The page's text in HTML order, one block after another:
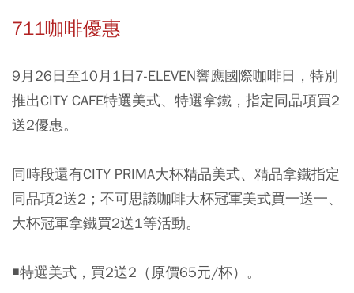
711咖啡優惠
9月26日至10月1日7-ELEVEN響應國際咖啡日，特別
推出CITY CAFE特選美式、特選拿鐵，指定同品項買2
送2優惠。
同時段還有CITY PRIMA大杯精品美式、精品拿鐵指定
同品項2送2；不可思議咖啡大杯冠軍美式買一送一、
大杯冠軍拿鐵買2送1等活動。
◾特選美式，買2送2（原價65元/杯）。